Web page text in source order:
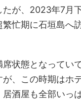
たが、2023年7月
忙期に石垣島へ
状態となってい
、この時期はホ
酒屋も全部いっ